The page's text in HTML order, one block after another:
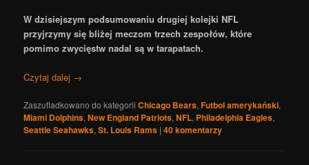
W dzisiejszym podsumowaniu drugiej kolejki NFL
przyjrzymy się bliżej meczom trzech zespołów, które
pomimo zwycięstw nadal są w tarapatach.
Czytaj dalej →
Zaszufladkowano do kategorii Chicago Bears,Futbol amerykański,
Miami Dolphins,New England Patriots,NFL, Philadelphia Eagles,
Seattle Seahawks,St. Louis Rams |40komentarzy